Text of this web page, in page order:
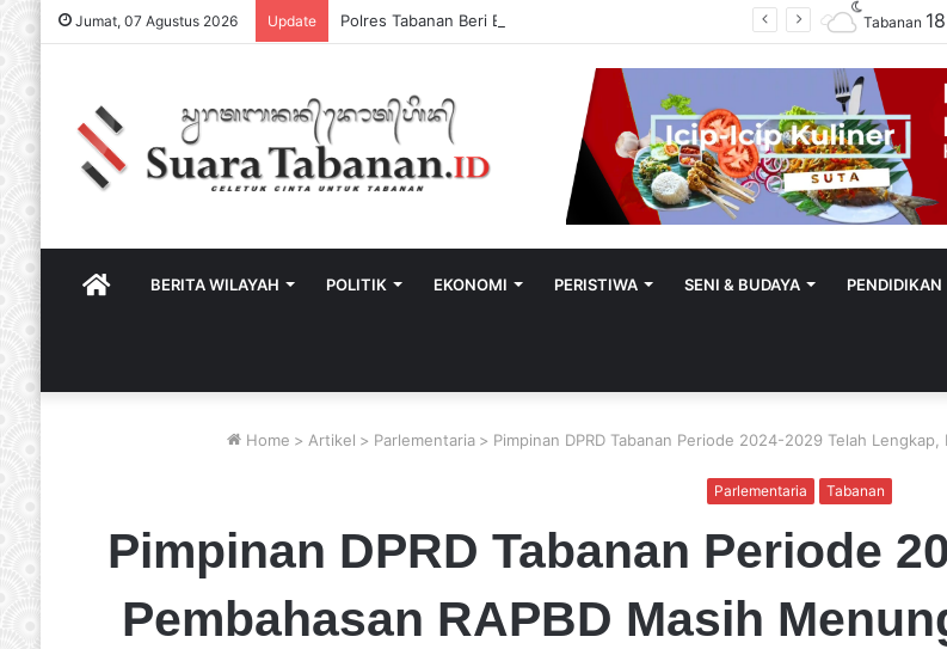
Jumat, 07 Agustus 2026 Update Tabanan
HOMEBERITA WILAYAH POLITIK EKONOMI PERISTIWA SENI & BUDAYA PENDIDIKAN
Home > Artikel > Parlementaria > Pimpinan DPRD Tabanan Periode 2024-2029 Telah
Parlementaria Tabanan
Pimpinan DPRD Tabanan Periode
Pembahasan RAPBD Masih